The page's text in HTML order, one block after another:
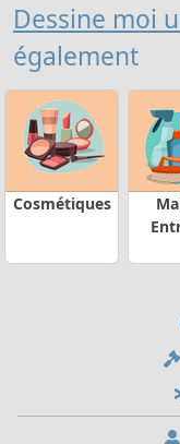
Dessine moi
également
Cosmétiques